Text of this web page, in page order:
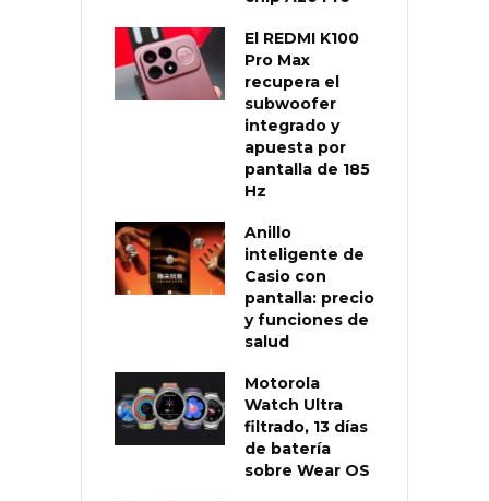
El REDMI K100
Pro Max
recupera el
subwoofer
integrado y
apuesta por
pantalla de 185
Hz
Anillo
inteligente de
Casio con
pantalla: precio
y funciones de
salud
Motorola
Watch Ultra
filtrado, 13 días
de batería
sobre Wear OS